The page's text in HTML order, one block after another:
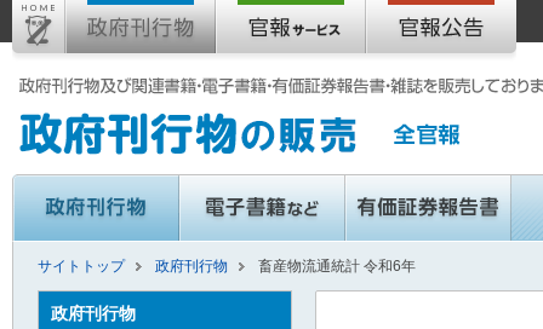
サイトトップ 政府刊行物 畜産物流通統計 令和6年
政府刊行物